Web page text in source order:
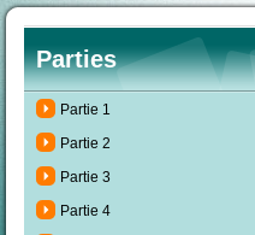
Parties
Partie 1
Partie 2
Partie 3
Partie 4